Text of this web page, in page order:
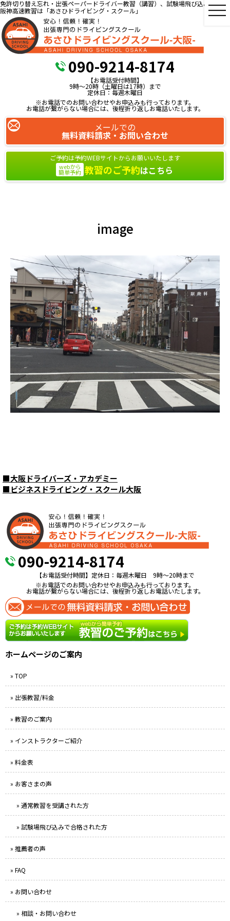
免許切り替え忘れ・出張ペーパードライバー教習（講習）、試験場飛び込み教習、
阪神高速教習は「あさひドライビング・スクール」
090-9214-8174
【お電話受付時間】
9時～20時（土曜日は17時）まで
定休日：毎週木曜日
※お電話でのお問い合わせやお申込みも行っております。
お電話が繋がらない場合には、後程折り返しお電話いたします。
メールでの
無料資料請求・お問い合わせ
ご予約は予約WEBサイトからお願いいたします
webから
簡単予約 教習のご予約はこちら
image
■大阪ドライバーズ・アカデミー
■ビジネスドライビング・スクール大阪
090-9214-8174
【お電話受付時間】定休日：毎週木曜日 9時〜20時まで
※お電話でのお問い合わせやお申込みも行っております。
お電話が繋がらない場合には、後程折り返しお電話いたします。
ホームページのご案内
» TOP
» 出張教習/料金
» 教習のご案内
» インストラクターご紹介
» 料金表
» お客さまの声
» 通常教習を受講された方
» 試験場飛び込みで合格された方
» 推薦者の声
» FAQ
» お問い合わせ
» 相談・お問い合わせ